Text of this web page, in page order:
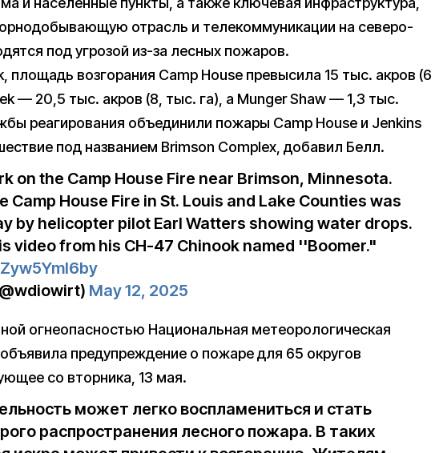
отрасль и телекоммуникации на северо-
под угрозой из-за лесных пожаров.
площадь возгорания Camp House превысила 15 тыс. акров (6
— 20,5 тыс. акров (8, тыс. га), а Munger Shaw — 1,3 тыс.
реагирования объединили пожары Camp House и Jenkins
под названием Brimson Complex, добавил Белл.
on the Camp House Fire near Brimson, Minnesota.
Camp House Fire in St. Louis and Lake Counties was
by helicopter pilot Earl Watters showing water drops.
video from his CH-47 Chinook named ''Boomer."
May 12, 2025
огнеопасностью Национальная метеорологическая
предупреждение о пожаре для 65 округов
со вторника, 13 мая.
может легко воспламениться и стать
распространения лесного пожара. В таких